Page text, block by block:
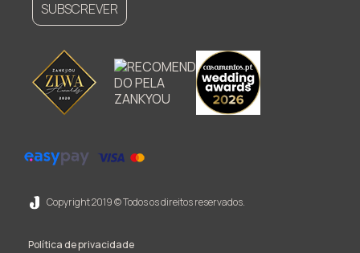
SUBSCREVER
Copyright 2019 © Todos os direitos reservados.
Política de privacidade